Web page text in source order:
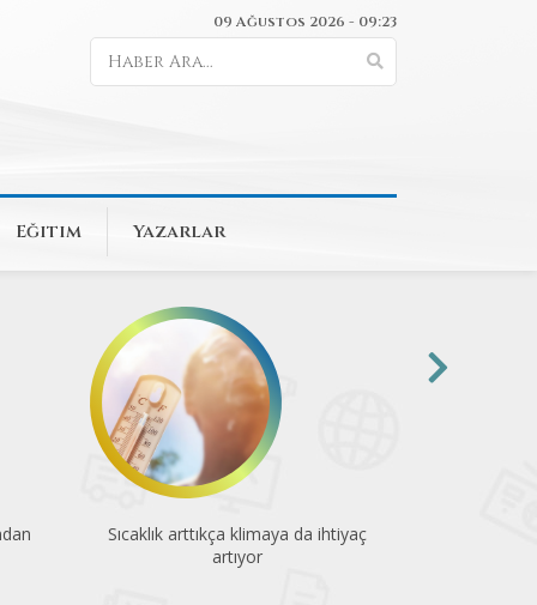
09 Ağustos 2026 - 09:23
Eğitim Yazarlar
"Validebağ'ın kurtuluşu hürmetten
geçiyor"